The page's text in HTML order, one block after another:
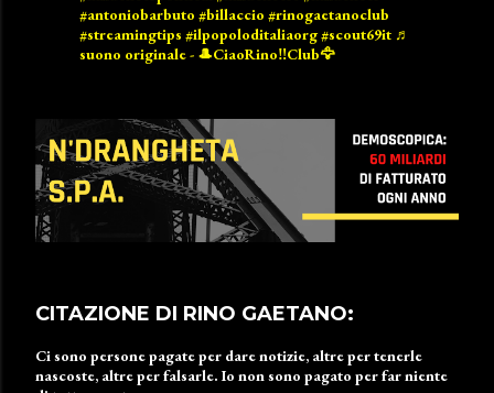
#antoniobarbuto #billaccio #rinogaetanoclub
#streamingtips #ilpopoloditaliaorg#scout69it ♬
suono originale - 🎩CiaoRino‼️Club🦅
CITAZIONE DI RINO GAETANO:
Ci sono persone pagate per dare notizie, altre per tenerle
nascoste, altre per falsarle. Io non sono pagato per far niente